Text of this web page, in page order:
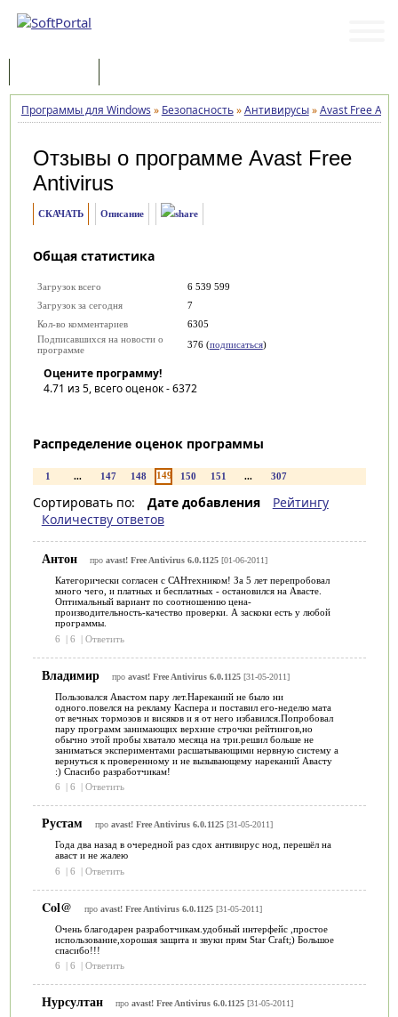
Программы для Windows » Безопасность»Антивирусы»Avast Free
Отзывы о программе Avast Free
Antivirus
СКАЧАТЬ Описание
Общая статистика
Загрузок всего
6 539 599
Загрузок за сегодня
7
Кол-во комментариев
6305
Подписавшихся на новости о
программе
376 (подписаться)
Оцените программу!
4.71 из 5, всего оценок -6372
Распределение оценок программы
1 ... 147 148 149 150 151 ... 307
Сортировать по: Дате добавления
Рейтингу
Количеству ответов
Антон про avast! Free Antivirus 6.0.1125[01-06-2011]
Категорически согласен с САНтехником! За 5 лет перепробовал
много чего, и платных и бесплатных - остановился на Авасте.
Оптимальный вариант по соотношению цена-
производительность-качество проверки. А заскоки есть у любой
программы.
6
| 6 | Ответить
Владимир про avast! Free Antivirus 6.0.1125[31-05-2011]
Пользовался Авастом пару лет.Нареканий не было ни
одного.повелся на рекламу Каспера и поставил его-неделю мата
от вечных тормозов и висяков и я от него избавился.Попробовал
пару программ занимающих верхние строчки рейтингов,но
обычно этой пробы хватало месяца на три.решил больше не
заниматься экспериментами расшатывающими нервную систему а
вернуться к проверенному и не вызывающему нареканий Авасту
:) Спасибо разработчикам!
6
| 6 | Ответить
Рустам про avast! Free Antivirus 6.0.1125[31-05-2011]
Года два назад в очередной раз сдох антивирус нод, перешёл на
аваст и не жалею
6
| 6 | Ответить
Col@ про avast! Free Antivirus 6.0.1125[31-05-2011]
Очень благодарен разработчикам.удобный интерфейс ,простое
использование,хорошая защита и звуки прям Star Craft;) Большое
спасибо!!!
6
| 6 | Ответить
Нурсултан про avast! Free Antivirus 6.0.1125[31-05-2011]